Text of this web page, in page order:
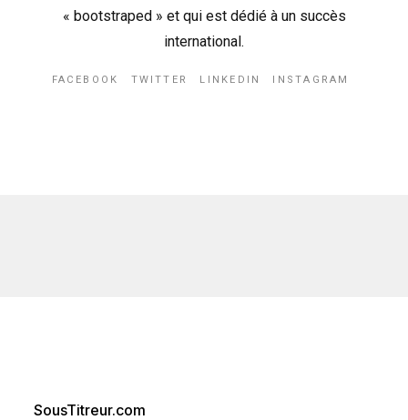
« bootstraped » et qui est dédié à un succès
international.
FACEBOOK TWITTER LINKEDIN INSTAGRAM
SousTitreur.com